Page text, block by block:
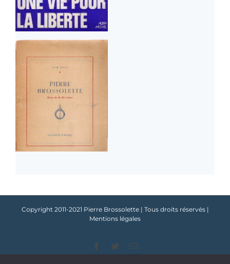
Copyright 2011-2021 Pierre Brossolette | Tous droits réservés |
Mentions légales
Facebook
TwitterEmail